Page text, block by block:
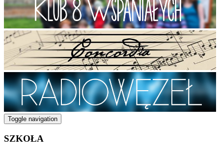
Toggle navigation
SZKOŁA